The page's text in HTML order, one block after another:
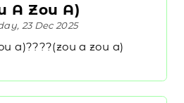
A Zou A)
23 Dec 2025
a)????(zou a zou a)